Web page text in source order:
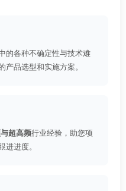
的各种不确定性与技术难
产品选型和实施方案。
超高频行业经验，助您项
进进度。